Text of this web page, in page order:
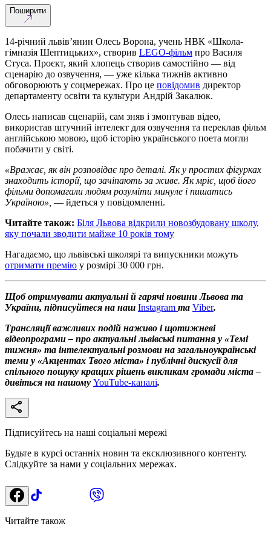
Поширити
14-річний львів’янин Олесь Ворона, учень НВК «Школа-
гімназія Шептицьких», створив LEGO-фільм про Василя
Стуса. Проєкт, який хлопець створив самостійно — від
сценарію до озвучення, — уже кілька тижнів активно
обговорюють у соцмережах. Про це повідомив директор
департаменту освіти та культури Андрій Закалюк.
Олесь написав сценарій, сам зняв і змонтував відео,
використав штучний інтелект для озвучення та переклав фільм
англійською мовою, щоб історію українського поета могли
побачити у світі.
«Вражає, як він розповідає про деталі. Як у простих фігурках
знаходить історії, що зачіпають за живе. Як мріє, щоб його
фільми допомагали людям розуміти минуле і пишатись
Україною», — йдеться у повідомленні.
Читайте також: Біля Львова відкрили новозбудовану школу,
яку почали зводити майже 10 років тому
Нагадаємо, що львівські школярі та випускники можуть
отримати премію у розмірі 30 000 грн.
Щоб отримувати актуальні й гарячі новини Львова та
України, підписуйтеся на наш Instagram та Viber.
Трансляції важливих подій наживо і щотижневі
відеопрограми – про актуальні львівські питання у «Темі
тижня» та інтелектуальні розмови на загальноукраїнські
теми у «Акцентах Твого міста» і публічні дискусії для
спільного пошуку кращих рішень викликам громади міста –
дивіться на нашому YouTube-каналі.
Підписуйтесь на наші соціальні мережі
Будьте в курсі останніх новин та ексклюзивного контенту.
Слідкуйте за нами у соціальних мережах.
Читайте також